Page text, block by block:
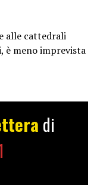
alle cattedrali
è meno imprevista
di